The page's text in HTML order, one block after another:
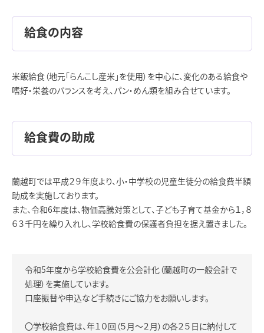
給食の内容
米飯給食（地元「らんこし産米」を使用）を中心に、変化のある給食や
嗜好・栄養のバランスを考え、パン・めん類を組み合せています。
給食費の助成
蘭越町では平成２９年度より、小・中学校の児童生徒分の給食費半額
助成を実施しております。
また、令和6年度は、物価高騰対策として、子ども子育て基金から１，８
６３千円を繰り入れし、学校給食費の保護者負担を据え置きました。
令和5年度から学校給食費を公会計化（蘭越町の一般会計で
処理）を実施しています。
口座振替や申込など手続きにご協力をお願いします。
〇学校給食費は、年１０回（５月～２月）の各２５日に納付して